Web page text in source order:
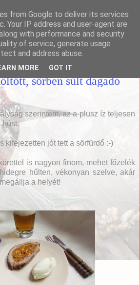
sörben sült dagadó
szerintem, az a plusz íz teljesen
húst.
kifejezetten jót tett a sörfürdő :-)
is nagyon finom, mehet főzelék
hűlten, vékonyan szelve, akár
a helyét!
from Google to deliver its services
Your IP address and user-agent are
with performance and security
of service, generate usage
and address abuse.
MORE GOT IT